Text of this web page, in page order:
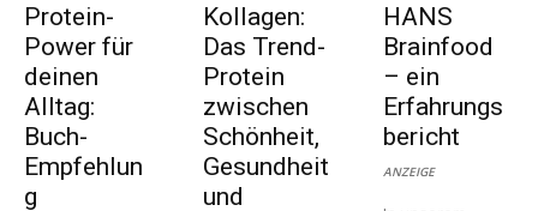
Protein-
Power für
deinen
Alltag:
Buch-
Empfehlun
g
Kollagen:
Das Trend-
Protein
zwischen
Schönheit,
Gesundheit
und
HANS
Brainfood
– ein
Erfahrungs
bericht
ANZEIGE